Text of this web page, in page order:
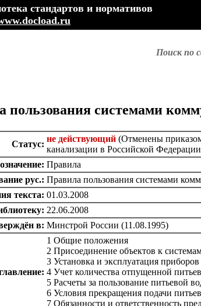
стандартов и нормативов
Поиск по
пользования системами
Статус:
не действующий (Отменены
канализации в Российской
Правила
рус.: Правила пользования системами
текста: 01.03.2008
22.06.2008
в: Минстрой России (11.08.1995)
1 Общие положения
2 Присоединение объектов к
3 Установка и эксплуатация
4 Учет количества отпущенной
5 Расчеты за пользование питьевой
6 Условия прекращения подачи
7 Обязанности и ответственность